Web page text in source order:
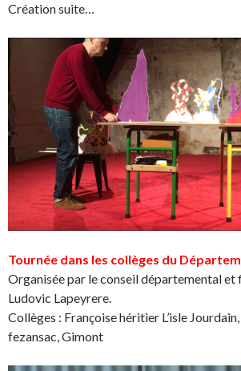
Création suite…
Tournée dans les collèges du
Organisée par le conseil départemental et
Ludovic Lapeyrere.
Collèges : Françoise héritier L’isle
fezansac, Gimont